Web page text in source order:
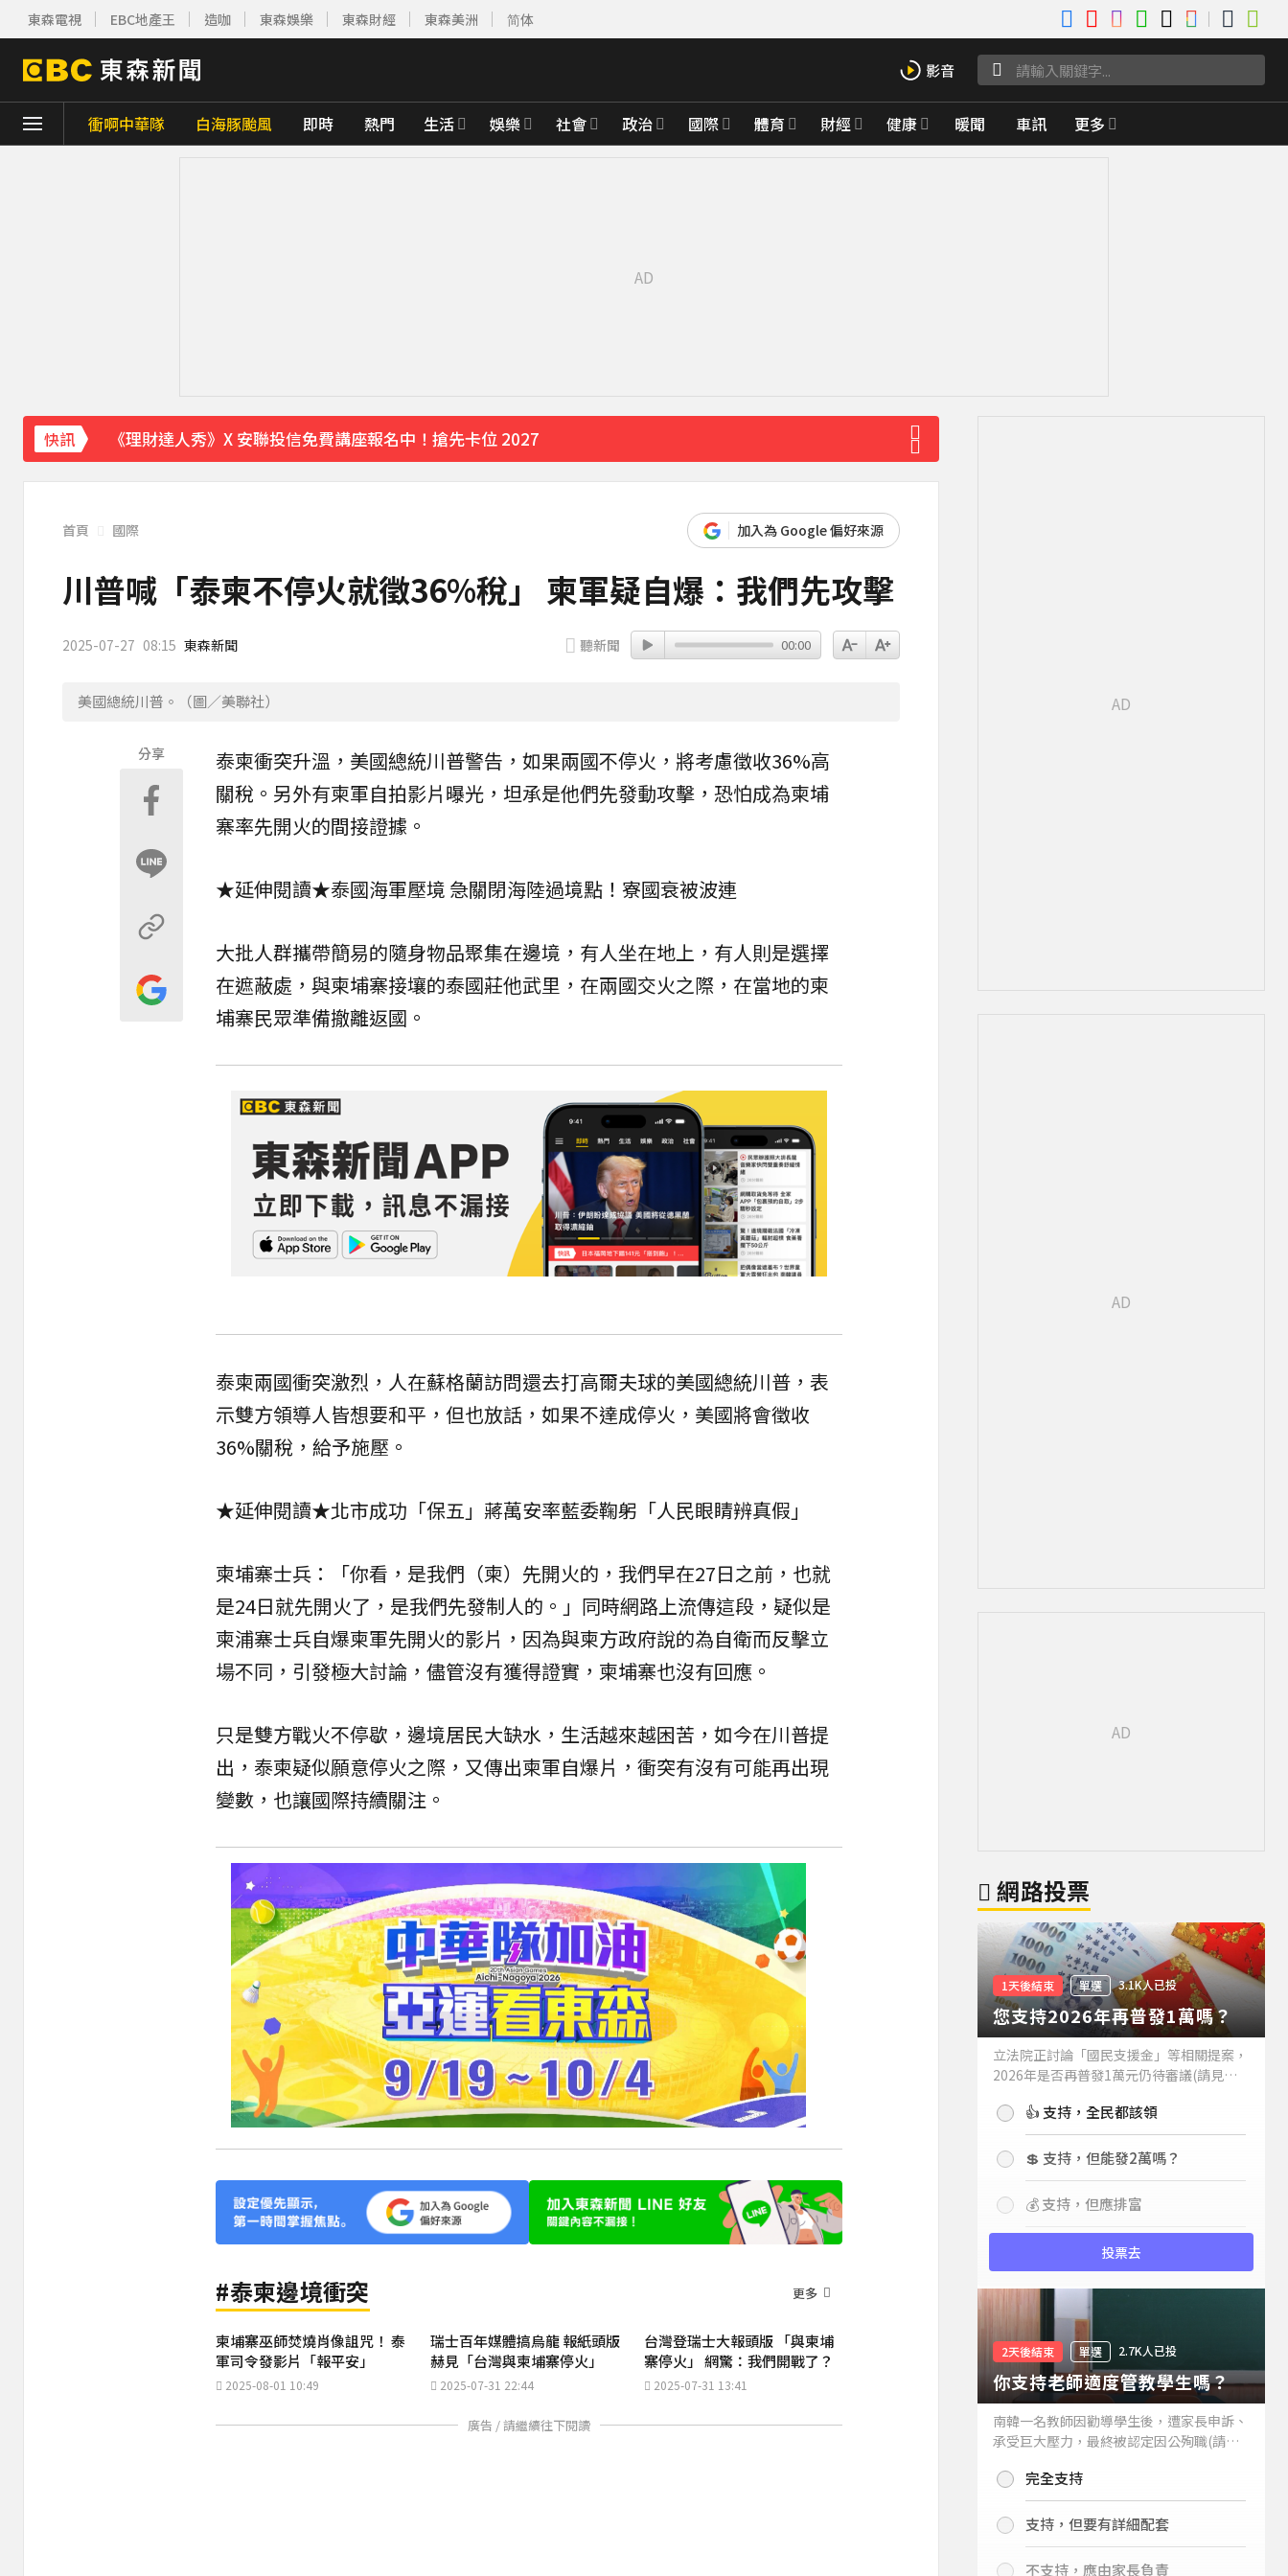
東森電視 EBC地產王 造咖 東森娛樂 東森財經 東森美洲 简体
衝啊中華隊 白海豚颱風 即時 熱門 生活 娛樂 社會 政治 國際 體育 財經 健康 暖聞 車訊 更多
快訊
《理財達人秀》X 安聯投信免費講座報名中！搶先卡位 2027
下載東森App，隨時掌握天下大小事！
川普簽署行政命令！限縮出生公民權並禁生育旅遊
首頁 國際 加入為 Google 偏好來源
川普喊「泰柬不停火就徵36%稅」 柬軍疑自爆：我們先攻擊
2025-07-27 08:15 東森新聞 聽新聞 00:00
美國總統川普。（圖／美聯社）
分享
泰柬衝突升溫，美國總統川普警告，如果兩國不停火，將考慮徵收36%高
關稅。另外有柬軍自拍影片曝光，坦承是他們先發動攻擊，恐怕成為柬埔
寨率先開火的間接證據。
★延伸閱讀★泰國海軍壓境 急關閉海陸過境點！寮國衰被波連
大批人群攜帶簡易的隨身物品聚集在邊境，有人坐在地上，有人則是選擇
在遮蔽處，與柬埔寨接壤的泰國莊他武里，在兩國交火之際，在當地的柬
埔寨民眾準備撤離返國。
泰柬兩國衝突激烈，人在蘇格蘭訪問還去打高爾夫球的美國總統川普，表
示雙方領導人皆想要和平，但也放話，如果不達成停火，美國將會徵收
36%關稅，給予施壓。
★延伸閱讀★北市成功「保五」蔣萬安率藍委鞠躬「人民眼睛辨真假」
柬埔寨士兵：「你看，是我們（柬）先開火的，我們早在27日之前，也就
是24日就先開火了，是我們先發制人的。」同時網路上流傳這段，疑似是
柬浦寨士兵自爆柬軍先開火的影片，因為與柬方政府說的為自衛而反擊立
場不同，引發極大討論，儘管沒有獲得證實，柬埔寨也沒有回應。
只是雙方戰火不停歇，邊境居民大缺水，生活越來越困苦，如今在川普提
出，泰柬疑似願意停火之際，又傳出柬軍自爆片，衝突有沒有可能再出現
變數，也讓國際持續關注。
#泰柬邊境衝突 更多
柬埔寨巫師焚燒肖像詛咒！ 泰
軍司令發影片「報平安」
2025-08-01 10:49
瑞士百年媒體搞烏龍 報紙頭版
赫見「台灣與柬埔寨停火」
2025-07-31 22:44
台灣登瑞士大報頭版 「與柬埔
寨停火」 網驚：我們開戰了？
2025-07-31 13:41
廣告 / 請繼續往下閱讀
網路投票
1天後結束 單選 3.1K人已投
您支持2026年再普發1萬嗎？
立法院正討論「國民支援金」等相關提案，
2026年是否再普發1萬元仍待審議(請見下
持嗎？👍 支持，全民都該領
💲 支持，但能發2萬嗎？
💰 支持，但應排富
投票去
2天後結束 單選 2.7K人已投
你支持老師適度管教學生嗎？
南韓一名教師因勸導學生後，遭家長申訴、
承受巨大壓力，最終被認定因公殉職(請見
你支持老師適度管教學生嗎？
完全支持
支持，但要有詳細配套
不支持，應由家長負責